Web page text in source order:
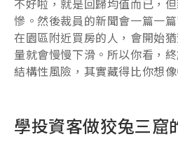
不好啦，就是回歸均值而已，
慘。然後裁員的新聞會一篇一
在園區附近買房的人，會開始
量就會慢慢下滑。所以你看，
結構性風險，其實藏得比你想像
學投資客做狡兔三窟